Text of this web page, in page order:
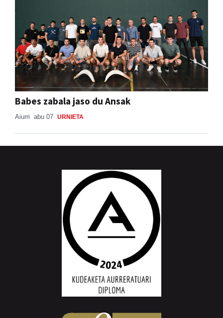
Babes zabala jaso du Ansak
Aiurri abu 07 URNIETA